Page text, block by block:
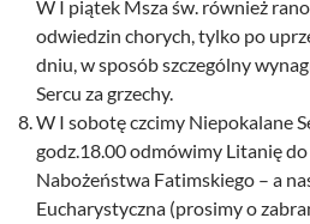
W I piątek Msza św. również
odwiedzin chorych, tylko po
dniu, w sposób szczególny
Sercu za grzechy.
W I sobotę czcimy Niepokalane
godz.18.00 odmówimy Litanię do
Nabożeństwa Fatimskiego – a
Eucharystyczna (prosimy o